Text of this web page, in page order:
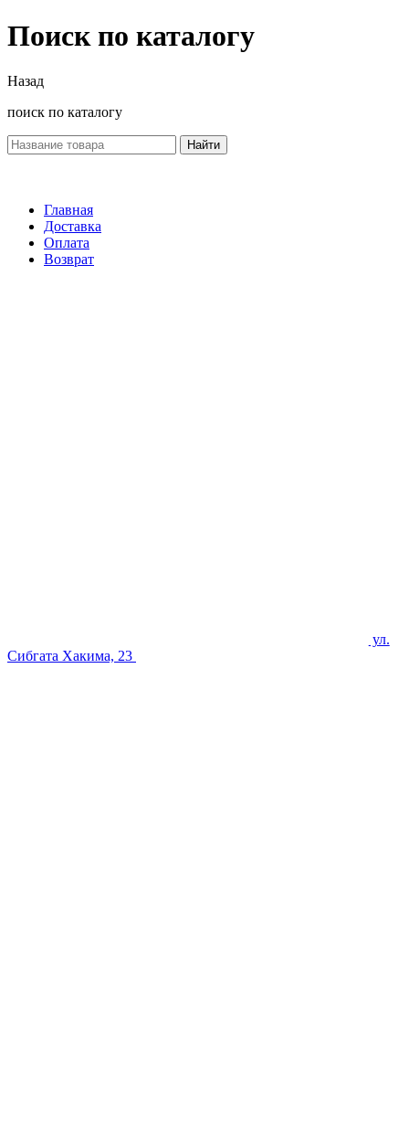
Поиск по каталогу
Назад
поиск по каталогу
Найти
Главная
Доставка
Оплата
Возврат
ул.
Сибгата Хакима, 23